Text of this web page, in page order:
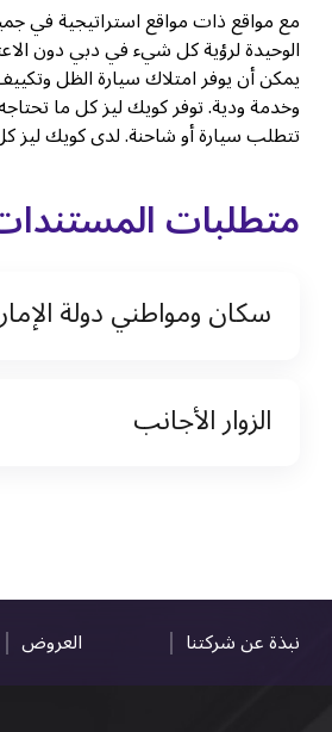
مع مواقع ذات مواقع استراتيجية في
الوحيدة لرؤية كل شيء في دبي دون
يمكن أن يوفر امتلاك سيارة الظل
تتطلب سيارة أو شاحنة. لدى كويك ليز
متطلبات
سكان ومواطني دولة
نسخة من تأشيرة الاقامة
الزوار الأجانب
نبذة عن شركتنا العروض